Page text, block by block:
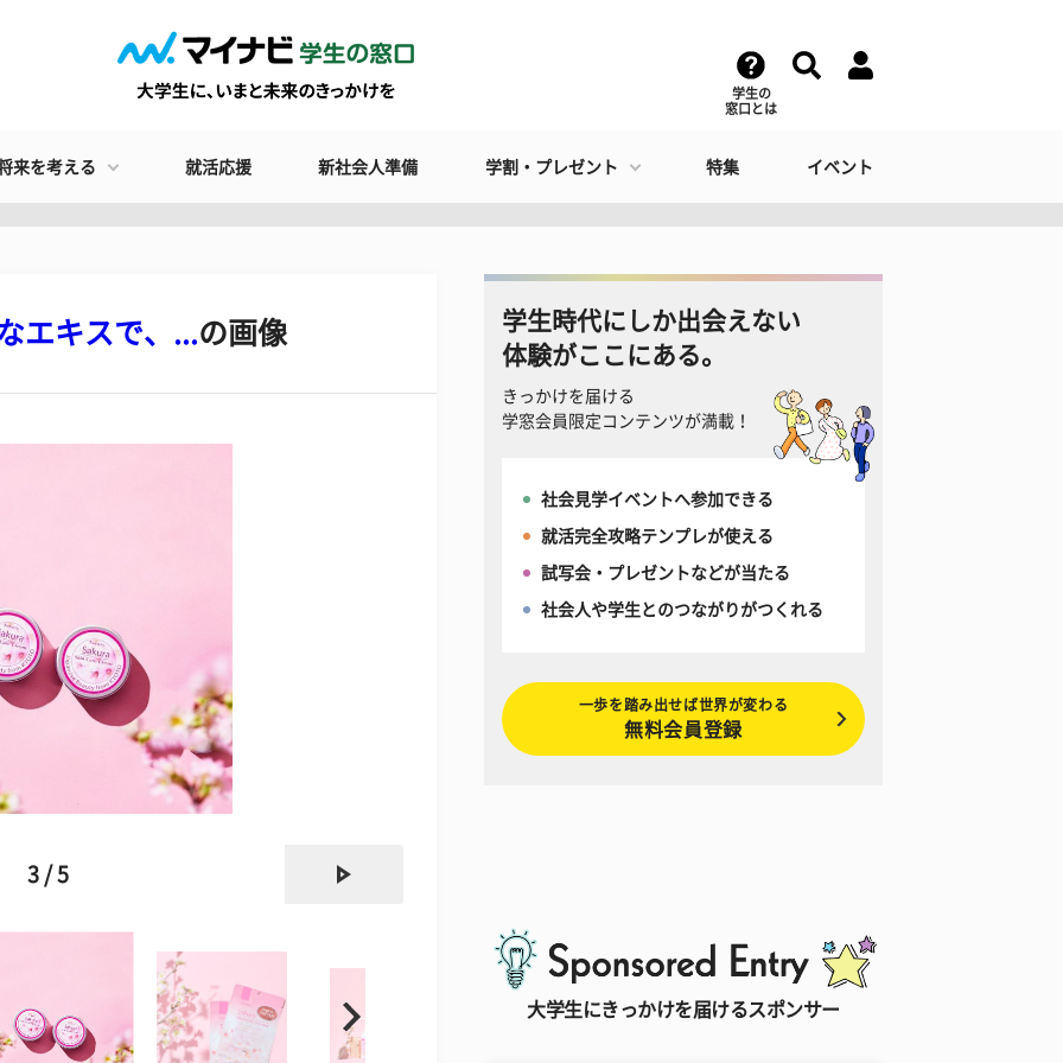
学生の
窓口とは
来を考える 就活応援 新社会人準備 学割・プレゼント 特集 イベント
エキスで、...の画像
3 / 5
学生時代にしか出会えない
体験がここにある。
きっかけを届ける
学窓会員限定コンテンツが満載！
社会見学イベントへ参加できる
就活完全攻略テンプレが使える
試写会・プレゼントなどが当たる
社会人や学生とのつながりがつくれる
一歩を踏み出せば世界が変わる
無料会員登録
大学生にきっかけを届けるスポンサー